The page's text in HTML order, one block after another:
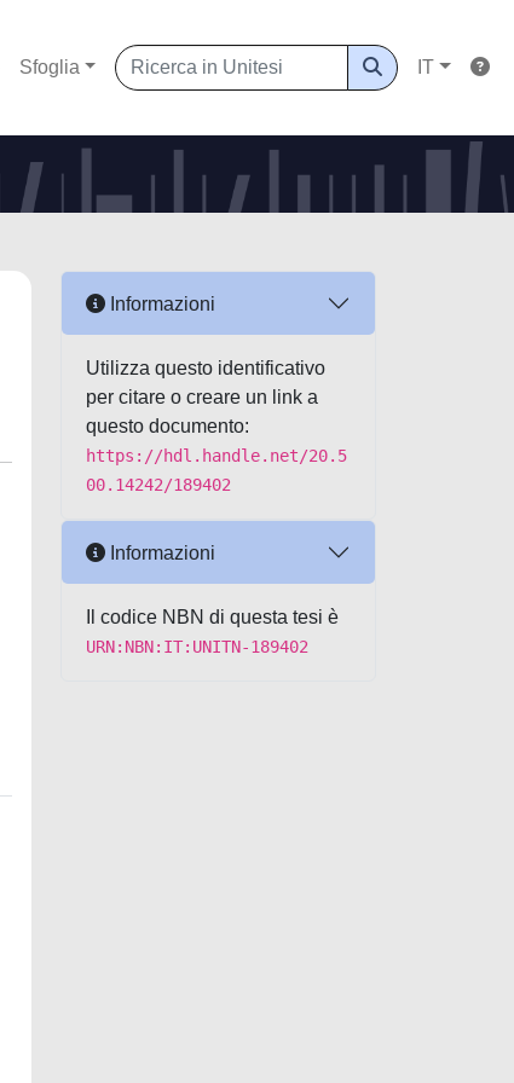
Sfoglia IT
Informazioni
Utilizza questo identificativo
per citare o creare un link a
questo documento:
https://hdl.handle.net/20.5
00.14242/189402
Informazioni
Il codice NBN di questa tesi è
URN:NBN:IT:UNITN-189402